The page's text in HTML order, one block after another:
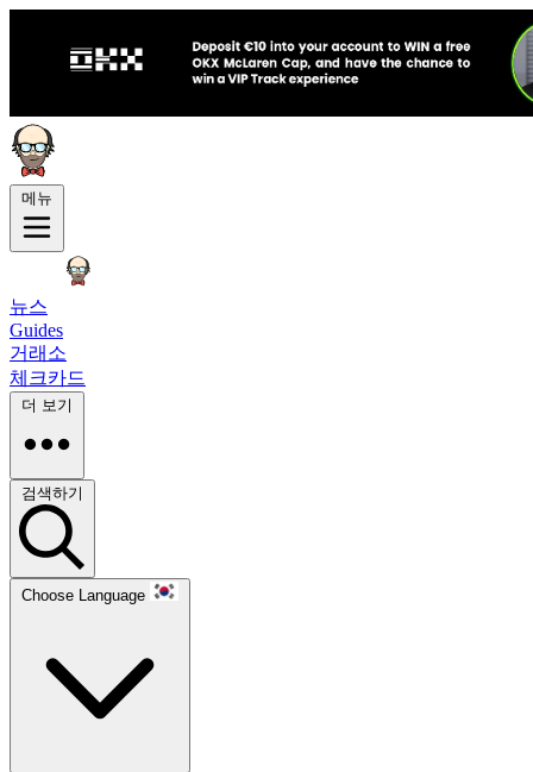
메뉴
뉴스
Guides
거래소
체크카드
더 보기
검색하기
Choose Language